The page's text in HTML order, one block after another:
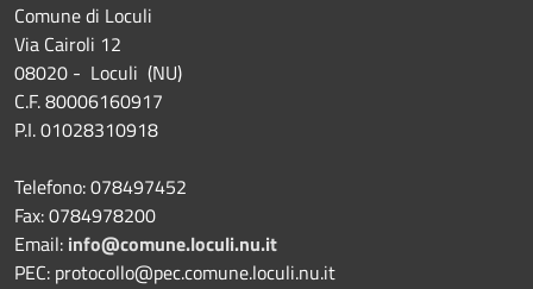
Comune di Loculi
Via Cairoli 12
08020 - Loculi (NU)
C.F. 80006160917
P.I. 01028310918
Telefono: 078497452
Fax: 0784978200
Email: info@comune.loculi.nu.it
PEC: protocollo@pec.comune.loculi.nu.it